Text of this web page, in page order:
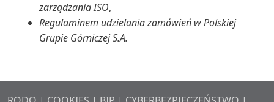
zarządzania ISO,
Regulaminem udzielania zamówień w Polskiej
Grupie Górniczej S.A.